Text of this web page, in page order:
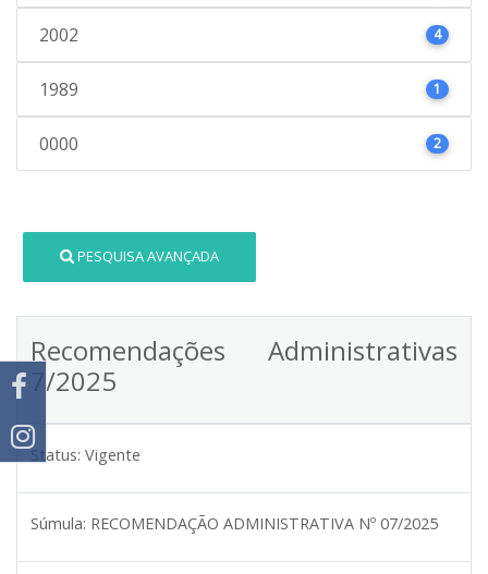
2002 4
1989 1
0000 2
PESQUISA AVANÇADA
Recomendações Administrativas
7/2025
Status: Vigente
Súmula: RECOMENDAÇÃO ADMINISTRATIVA Nº 07/2025